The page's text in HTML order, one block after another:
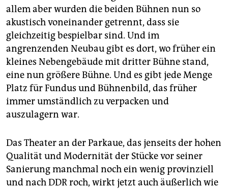
allem aber wurden die beiden Bühnen nun so
akustisch voneinander getrennt, dass sie
gleichzeitig bespielbar sind. Und im
angrenzenden Neubau gibt es dort, wo früher ein
kleines Nebengebäude mit dritter Bühne stand,
eine nun größere Bühne. Und es gibt jede Menge
Platz für Fundus und Bühnenbild, das früher
immer umständlich zu verpacken und
auszulagern war.
Das Theater an der Parkaue, das jenseits der hohen
Qualität und Modernität der Stücke vor seiner
Sanierung manchmal noch ein wenig provinziell
und nach DDR roch, wirkt jetzt auch äußerlich wie